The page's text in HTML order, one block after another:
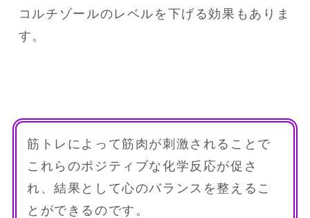
コルチゾールのレベルを下げる効果もありま
す。
筋トレによって筋肉が刺激されることで
これらのポジティブな化学反応が促さ
れ、結果として心のバランスを整えるこ
とができるのです。